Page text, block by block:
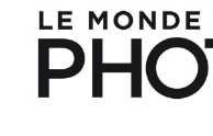
contenu